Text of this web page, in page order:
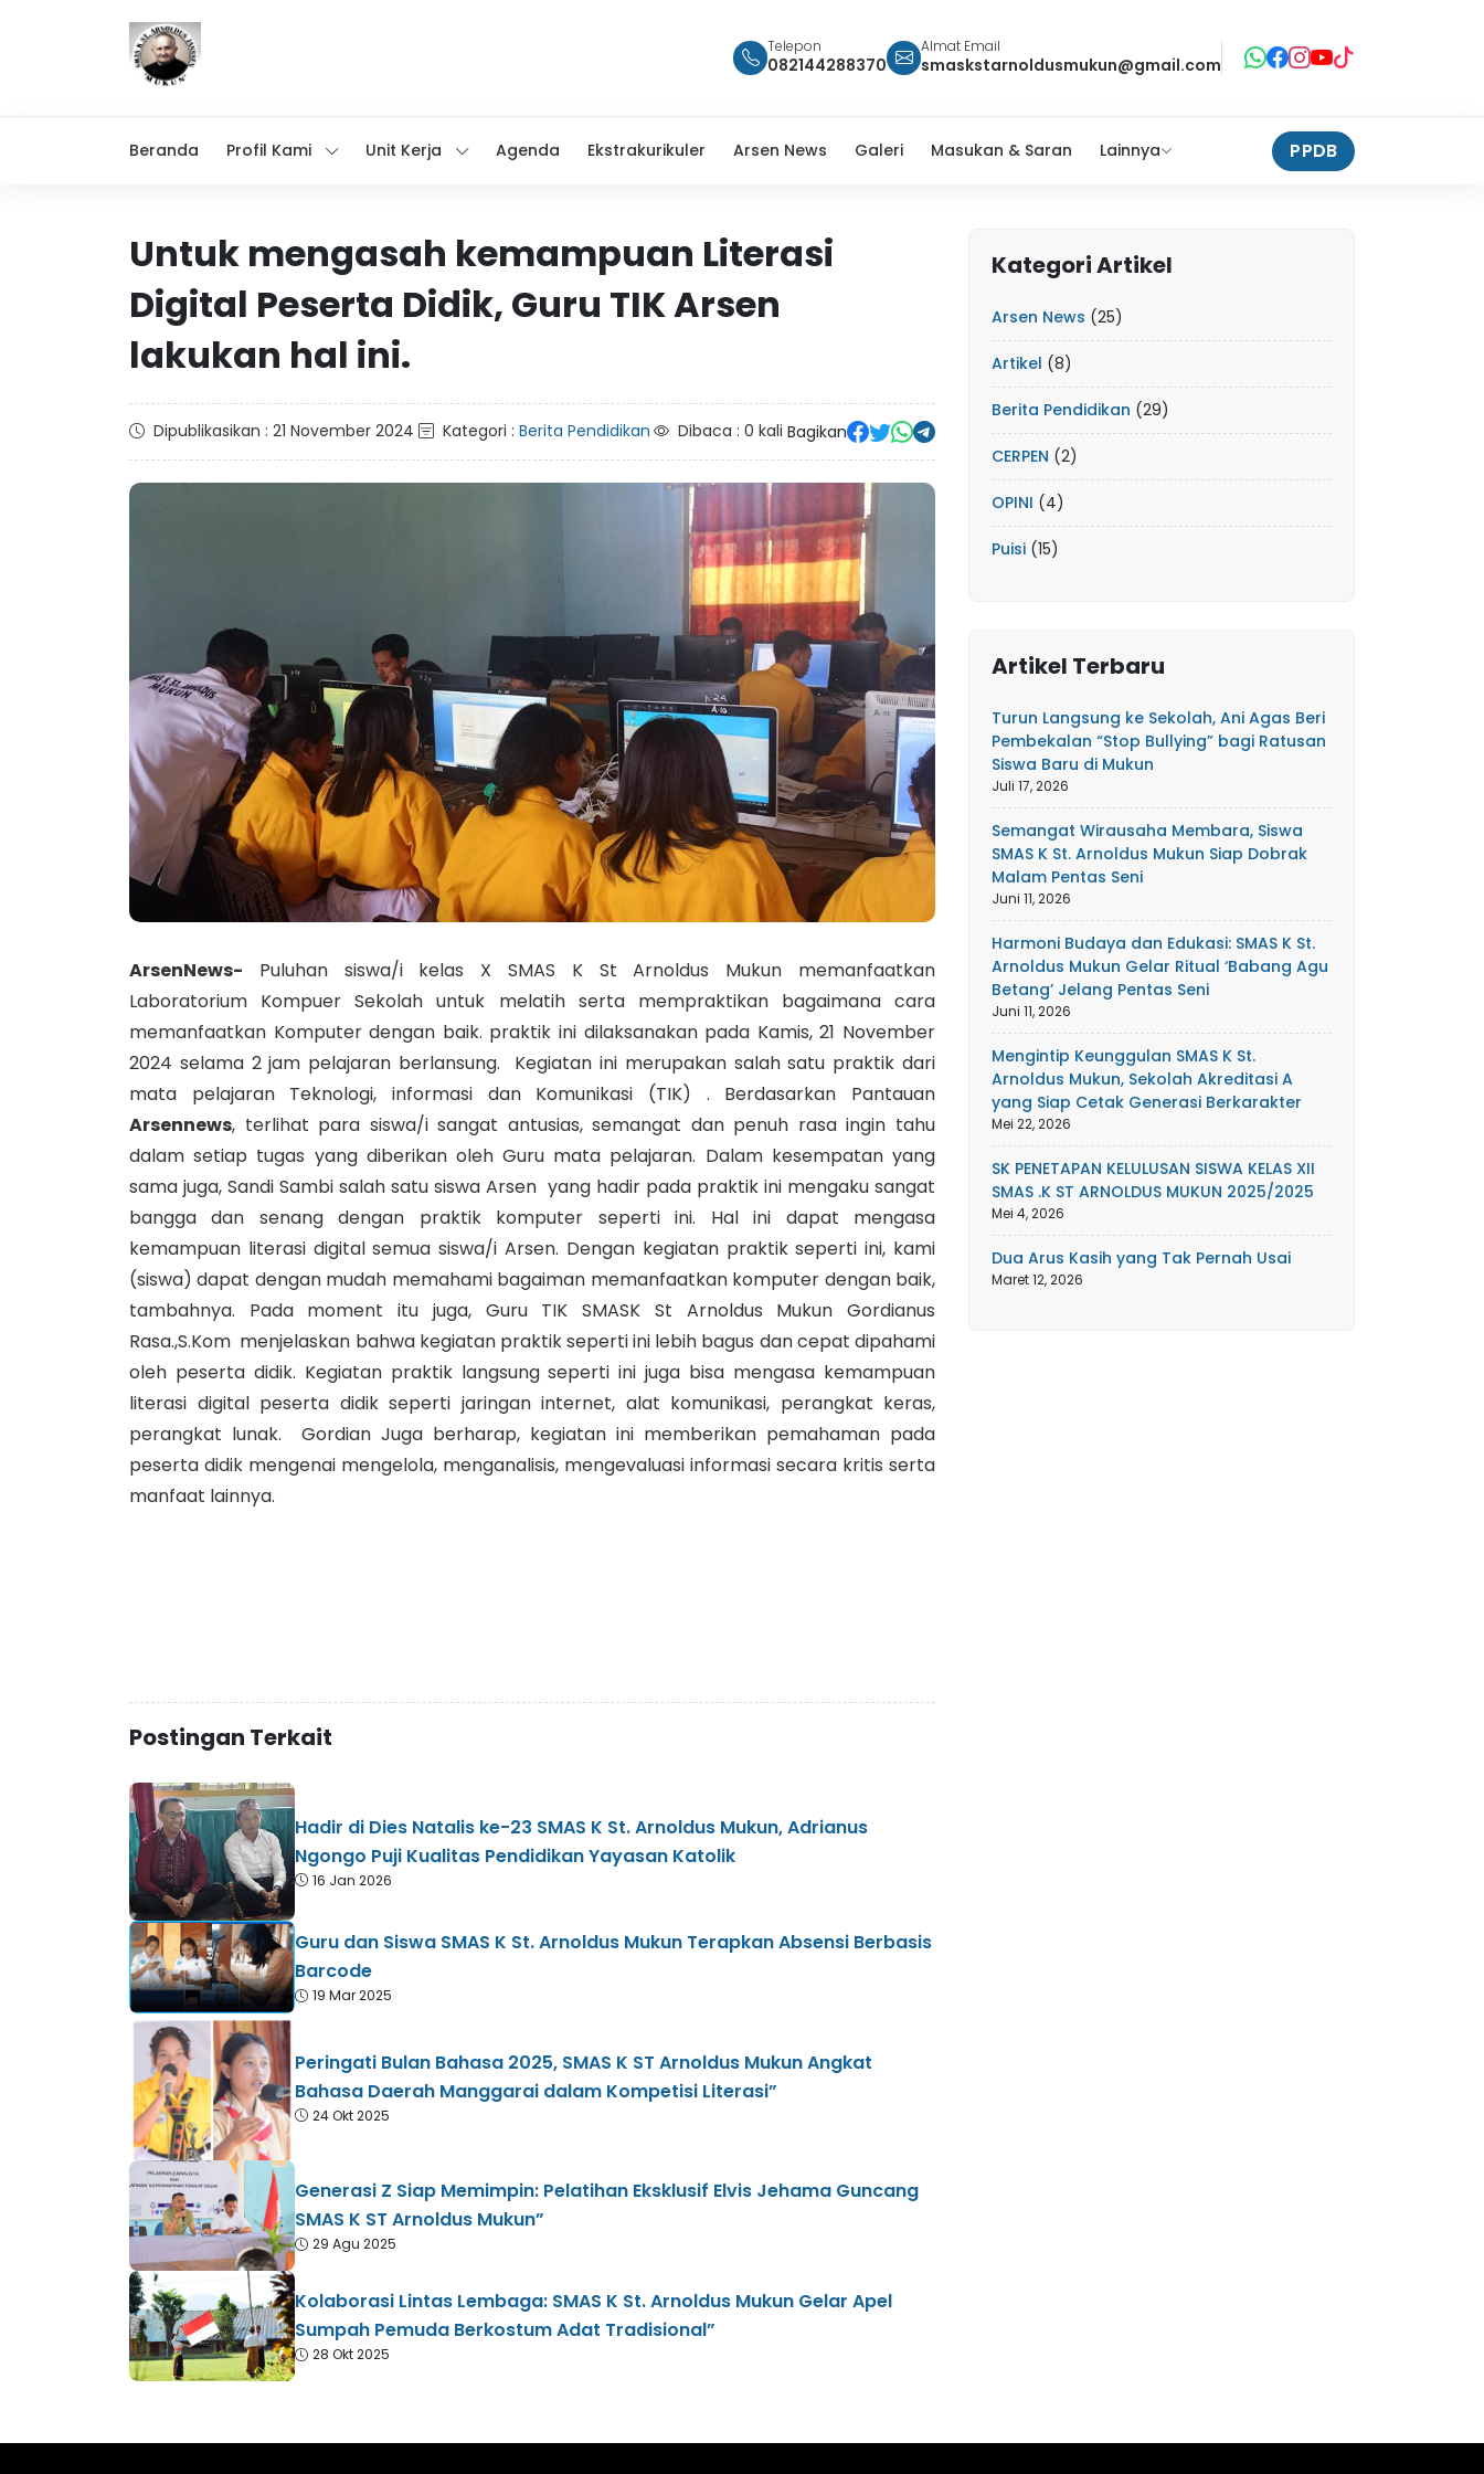
Telepon
082144288370
Almat Email
smaskstarnoldusmukun@gmail.com
Beranda Profil Kami Unit Kerja Agenda Ekstrakurikuler Arsen News Galeri Masukan & Saran Lainnya PPDB
Untuk mengasah kemampuan Literasi
Digital Peserta Didik, Guru TIK Arsen
lakukan hal ini.
Dipublikasikan : 21 November 2024 Kategori : Berita Pendidikan Dibaca : 0 kali Bagikan
ArsenNews- Puluhan siswa/i kelas X SMAS K St Arnoldus Mukun memanfaatkan
Laboratorium Kompuer Sekolah untuk melatih serta mempraktikan bagaimana cara
memanfaatkan Komputer dengan baik. praktik ini dilaksanakan pada Kamis, 21 November
2024 selama 2 jam pelajaran berlansung. Kegiatan ini merupakan salah satu praktik dari
mata pelajaran Teknologi, informasi dan Komunikasi (TIK) . Berdasarkan Pantauan
Arsennews, terlihat para siswa/i sangat antusias, semangat dan penuh rasa ingin tahu
dalam setiap tugas yang diberikan oleh Guru mata pelajaran. Dalam kesempatan yang
sama juga, Sandi Sambi salah satu siswa Arsen yang hadir pada praktik ini mengaku sangat
bangga dan senang dengan praktik komputer seperti ini. Hal ini dapat mengasa
kemampuan literasi digital semua siswa/i Arsen. Dengan kegiatan praktik seperti ini, kami
(siswa) dapat dengan mudah memahami bagaiman memanfaatkan komputer dengan baik,
tambahnya. Pada moment itu juga, Guru TIK SMASK St Arnoldus Mukun Gordianus
Rasa.,S.Kom menjelaskan bahwa kegiatan praktik seperti ini lebih bagus dan cepat dipahami
oleh peserta didik. Kegiatan praktik langsung seperti ini juga bisa mengasa kemampuan
literasi digital peserta didik seperti jaringan internet, alat komunikasi, perangkat keras,
perangkat lunak. Gordian Juga berharap, kegiatan ini memberikan pemahaman pada
peserta didik mengenai mengelola, menganalisis, mengevaluasi informasi secara kritis serta
manfaat lainnya.
Postingan Terkait
Hadir di Dies Natalis ke-23 SMAS K St. Arnoldus Mukun, Adrianus
Ngongo Puji Kualitas Pendidikan Yayasan Katolik
16 Jan 2026
Guru dan Siswa SMAS K St. Arnoldus Mukun Terapkan Absensi Berbasis
Barcode
19 Mar 2025
Peringati Bulan Bahasa 2025, SMAS K ST Arnoldus Mukun Angkat
Bahasa Daerah Manggarai dalam Kompetisi Literasi”
24 Okt 2025
Generasi Z Siap Memimpin: Pelatihan Eksklusif Elvis Jehama Guncang
SMAS K ST Arnoldus Mukun”
29 Agu 2025
Kolaborasi Lintas Lembaga: SMAS K St. Arnoldus Mukun Gelar Apel
Sumpah Pemuda Berkostum Adat Tradisional”
28 Okt 2025
Kategori Artikel
Arsen News (25)
Artikel (8)
Berita Pendidikan (29)
CERPEN (2)
OPINI (4)
Puisi (15)
Artikel Terbaru
Turun Langsung ke Sekolah, Ani Agas Beri
Pembekalan “Stop Bullying” bagi Ratusan
Siswa Baru di Mukun
Juli 17, 2026
Semangat Wirausaha Membara, Siswa
SMAS K St. Arnoldus Mukun Siap Dobrak
Malam Pentas Seni
Juni 11, 2026
Harmoni Budaya dan Edukasi: SMAS K St.
Arnoldus Mukun Gelar Ritual ‘Babang Agu
Betang’ Jelang Pentas Seni
Juni 11, 2026
Mengintip Keunggulan SMAS K St.
Arnoldus Mukun, Sekolah Akreditasi A
yang Siap Cetak Generasi Berkarakter
Mei 22, 2026
SK PENETAPAN KELULUSAN SISWA KELAS XII
SMAS .K ST ARNOLDUS MUKUN 2025/2025
Mei 4, 2026
Dua Arus Kasih yang Tak Pernah Usai
Maret 12, 2026